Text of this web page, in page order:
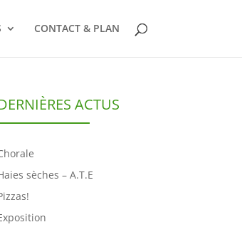
CONTACT & PLAN
ACTUS
sèches – A.T.E